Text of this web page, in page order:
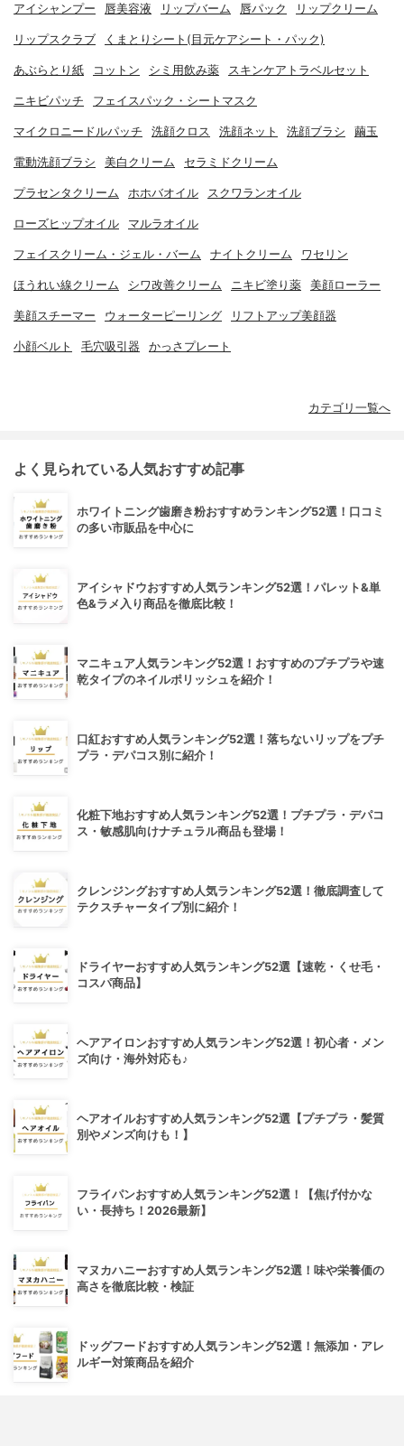
アイシャンプー 唇美容液 リップバーム 唇パック リップクリーム
リップスクラブ くまとりシート(目元ケアシート・パック)
あぶらとり紙 コットン シミ用飲み薬 スキンケアトラベルセット
ニキビパッチ フェイスパック・シートマスク
マイクロニードルパッチ 洗顔クロス 洗顔ネット 洗顔ブラシ 繭玉
電動洗顔ブラシ 美白クリーム セラミドクリーム
プラセンタクリーム ホホバオイル スクワランオイル
ローズヒップオイル マルラオイル
フェイスクリーム・ジェル・バーム ナイトクリーム ワセリン
ほうれい線クリーム シワ改善クリーム ニキビ塗り薬 美顔ローラー
美顔スチーマー ウォーターピーリング リフトアップ美顔器
小顔ベルト 毛穴吸引器 かっさプレート
カテゴリ一覧へ
よく見られている人気おすすめ記事
ホワイトニング歯磨き粉おすすめランキング52選！口コミ
の多い市販品を中心に
アイシャドウおすすめ人気ランキング52選！パレット&単
色&ラメ入り商品を徹底比較！
マニキュア人気ランキング52選！おすすめのプチプラや速
乾タイプのネイルポリッシュを紹介！
口紅おすすめ人気ランキング52選！落ちないリップをプチ
プラ・デパコス別に紹介！
化粧下地おすすめ人気ランキング52選！プチプラ・デパコ
ス・敏感肌向けナチュラル商品も登場！
クレンジングおすすめ人気ランキング52選！徹底調査して
テクスチャータイプ別に紹介！
ドライヤーおすすめ人気ランキング52選【速乾・くせ毛・
コスパ商品】
ヘアアイロンおすすめ人気ランキング52選！初心者・メン
ズ向け・海外対応も♪
ヘアオイルおすすめ人気ランキング52選【プチプラ・髪質
別やメンズ向けも！】
フライパンおすすめ人気ランキング52選！【焦げ付かな
い・長持ち！2026最新】
マヌカハニーおすすめ人気ランキング52選！味や栄養価の
高さを徹底比較・検証
ドッグフードおすすめ人気ランキング52選！無添加・アレ
ルギー対策商品を紹介